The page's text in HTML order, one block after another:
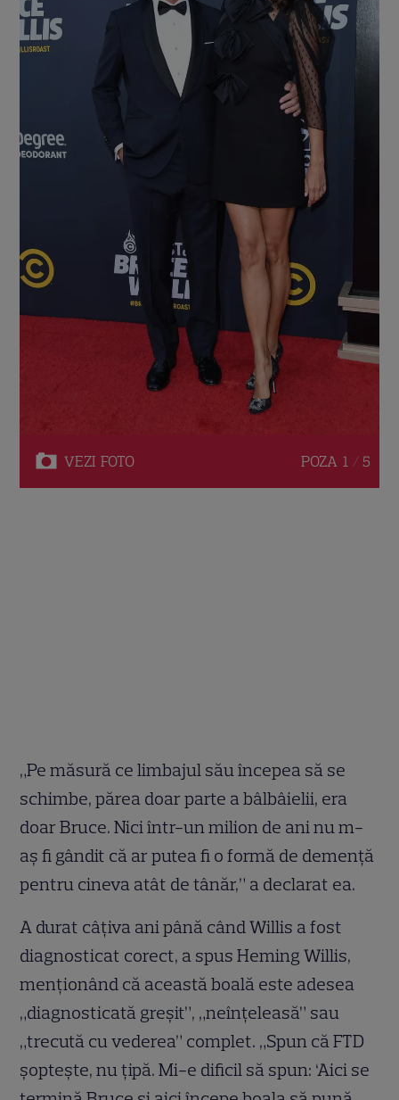
VEZI FOTO POZA 1 / 5
„Pe măsură ce limbajul său începea să se
schimbe, părea doar parte a bâlbâielii, era
doar Bruce. Nici într-un milion de ani nu m-
aș fi gândit că ar putea fi o formă de demență
pentru cineva atât de tânăr,” a declarat ea.
A durat câțiva ani până când Willis a fost
diagnosticat corect, a spus Heming Willis,
menționând că această boală este adesea
„diagnosticată greșit”, „neînțeleasă” sau
„trecută cu vederea” complet. „Spun că FTD
șoptește, nu țipă. Mi-e dificil să spun: ‘Aici se